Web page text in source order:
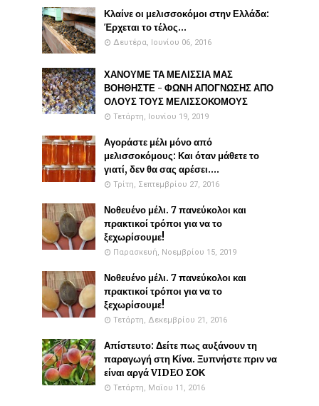
Κλαίνε οι μελισσοκόμοι στην Ελλάδα:
Έρχεται το τέλος...
Δευτέρα, Ιουνίου 06, 2016
ΧΑΝΟΥΜΕ ΤΑ ΜΕΛΙΣΣΙΑ ΜΑΣ
ΒΟΗΘΗΣΤΕ - ΦΩΝΗ ΑΠΟΓΝΩΣΗΣ ΑΠΟ
ΟΛΟΥΣ ΤΟΥΣ ΜΕΛΙΣΣΟΚΟΜΟΥΣ
Τετάρτη, Ιουνίου 19, 2019
Αγοράστε μέλι μόνο από
μελισσοκόμους: Και όταν μάθετε το
γιατί, δεν θα σας αρέσει....
Τρίτη, Σεπτεμβρίου 27, 2016
Νοθευένο μέλι. 7 πανεύκολοι και
πρακτικοί τρόποι για να το
ξεχωρίσουμε!
Παρασκευή, Νοεμβρίου 15, 2019
Νοθευένο μέλι. 7 πανεύκολοι και
πρακτικοί τρόποι για να το
ξεχωρίσουμε!
Τετάρτη, Δεκεμβρίου 21, 2016
Απίστευτο: Δείτε πως αυξάνουν τη
παραγωγή στη Κίνα. Ξυπνήστε πριν να
είναι αργά VIDEO ΣΟΚ
Τετάρτη, Μαΐου 11, 2016